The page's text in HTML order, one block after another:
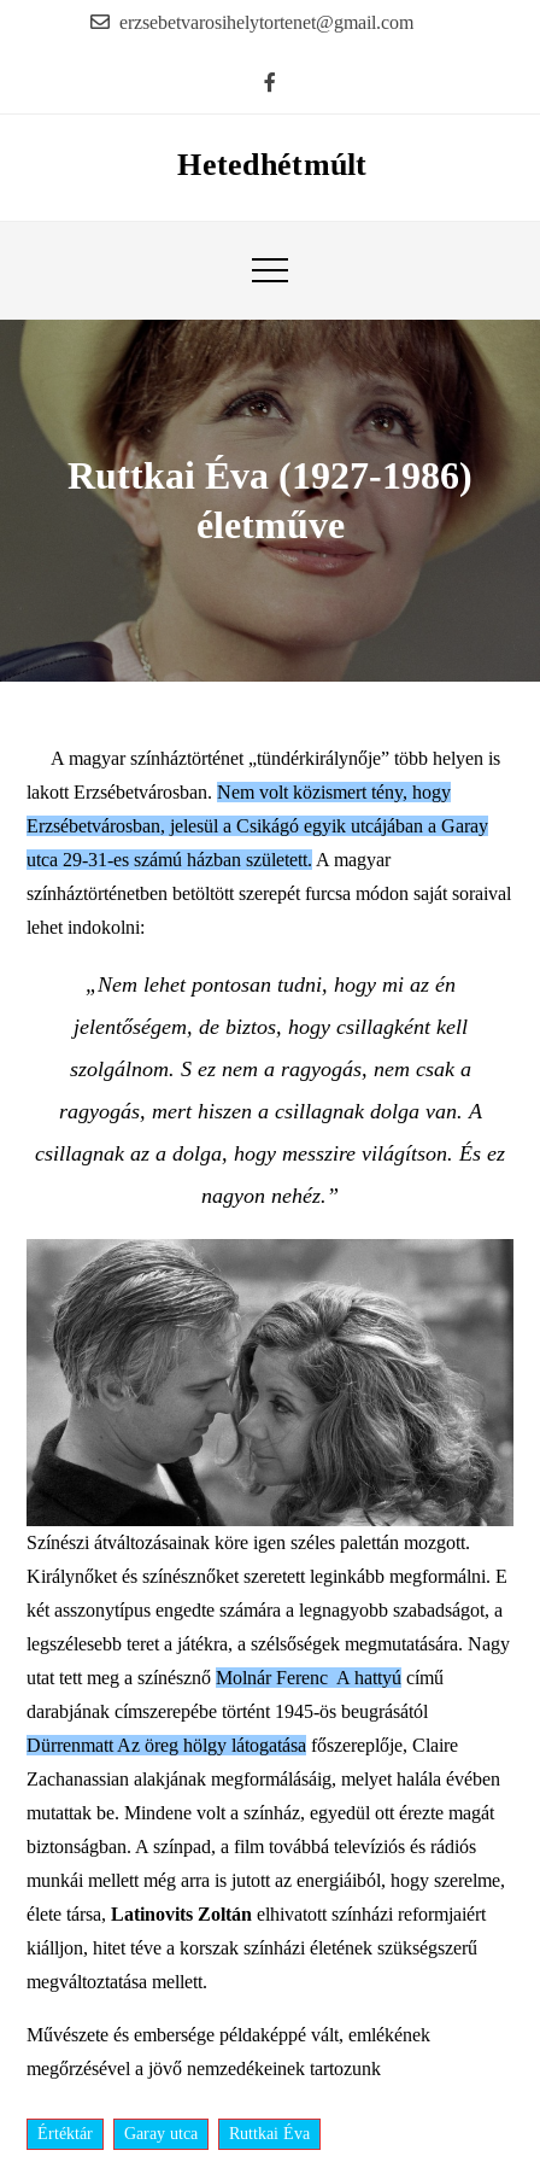
erzsebetvarosihelytortenet@gmail.com
Hetedhétmúlt
Ruttkai Éva (1927-1986)
életműve
A magyar színháztörténet „tündérkirálynője” több helyen is
lakott Erzsébetvárosban.Nem volt közismert tény, hogy
Erzsébetvárosban, jelesül a Csikágó egyik utcájában a Garay
utca 29-31-es számú házban született. A magyar
színháztörténetben betöltött szerepét furcsa módon saját soraival
lehet indokolni:
„Nem lehet pontosan tudni, hogy mi az én
jelentőségem, de biztos, hogy csillagként kell
szolgálnom. S ez nem a ragyogás, nem csak a
ragyogás, mert hiszen a csillagnak dolga van. A
csillagnak az a dolga, hogy messzire világítson. És ez
nagyon nehéz.”
Színészi átváltozásainak köre igen széles palettán mozgott.
Királynőket és színésznőket szeretett leginkább megformálni. E
két asszonytípus engedte számára a legnagyobb szabadságot, a
legszélesebb teret a játékra, a szélsőségek megmutatására. Nagy
utat tett meg a színésznőMolnár Ferenc A hattyú című
darabjának címszerepébe történt 1945-ös beugrásától
Dürrenmatt Az öreg hölgy látogatása főszereplője, Claire
Zachanassian alakjának megformálásáig, melyet halála évében
mutattak be. Mindene volt a színház, egyedül ott érezte magát
biztonságban. A színpad, a film továbbá televíziós és rádiós
munkái mellett még arra is jutott az energiáiból, hogy szerelme,
élete társa,Latinovits Zoltán elhivatott színházi reformjaiért
kiálljon, hitet téve a korszak színházi életének szükségszerű
megváltoztatása mellett.
Művészete és embersége példaképpé vált, emlékének
megőrzésével a jövő nemzedékeinek tartozunk
Értéktár Garay utca Ruttkai Éva